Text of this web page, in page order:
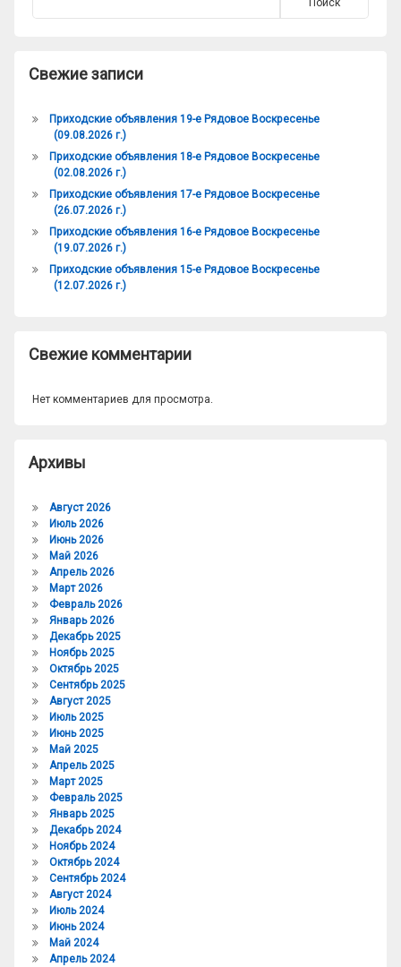
Свежие записи
Приходские объявления 19-е Рядовое Воскресенье
(09.08.2026 г.)
Приходские объявления 18-е Рядовое Воскресенье
(02.08.2026 г.)
Приходские объявления 17-е Рядовое Воскресенье
(26.07.2026 г.)
Приходские объявления 16-е Рядовое Воскресенье
(19.07.2026 г.)
Приходские объявления 15-е Рядовое Воскресенье
(12.07.2026 г.)
Свежие комментарии
Нет комментариев для просмотра.
Архивы
Август 2026
Июль 2026
Июнь 2026
Май 2026
Апрель 2026
Март 2026
Февраль 2026
Январь 2026
Декабрь 2025
Ноябрь 2025
Октябрь 2025
Сентябрь 2025
Август 2025
Июль 2025
Июнь 2025
Май 2025
Апрель 2025
Март 2025
Февраль 2025
Январь 2025
Декабрь 2024
Ноябрь 2024
Октябрь 2024
Сентябрь 2024
Август 2024
Июль 2024
Июнь 2024
Май 2024
Апрель 2024